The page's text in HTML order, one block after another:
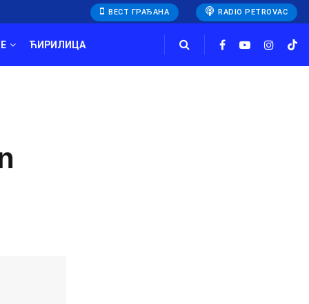
ВЕСТ ГРАЂАНА RADIO PETROVAC
ЋИРИЛИЦА